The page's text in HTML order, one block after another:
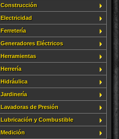
Construcción
Electricidad
Ferretería
Generadores Eléctricos
Herramientas
Herrería
Hidráulica
Jardinería
Lavadoras de Presión
Lubricación y Combustible
Medición